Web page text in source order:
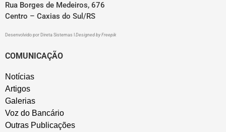
Rua Borges de Medeiros, 676
Centro – Caxias do Sul/RS
Desenvolvido por Direta Sistemas Designed by Freepik
COMUNICAÇÃO
Notícias
Artigos
Galerias
Voz do Bancário
Outras Publicações